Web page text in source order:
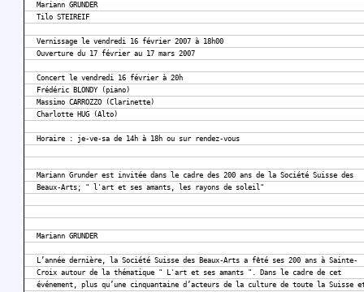
Mariann GRUNDER
Tilo STEIREIF
Vernissage le vendredi 16 février 2007 à 18h00
Ouverture du 17 février au 17 mars 2007
Concert le vendredi 16 février à 20h
Frédéric BLONDY (piano)
Massimo CARROZZO (Clarinette)
Charlotte HUG (Alto)
Horaire : je-ve-sa de 14h à 18h ou sur rendez-vous
Mariann Grunder est invitée dans le cadre des 200 ans de la Société Suisse des
Beaux-Arts; " l'art et ses amants, les rayons de soleil"
Mariann GRUNDER
L’année dernière, la Société Suisse des Beaux-Arts a fêté ses 200 ans à Sainte-
Croix autour de la thématique " L'art et ses amants ". Dans le cadre de cet
événement, plus qu’une cinquantaine d’acteurs de la culture de toute la Suisse